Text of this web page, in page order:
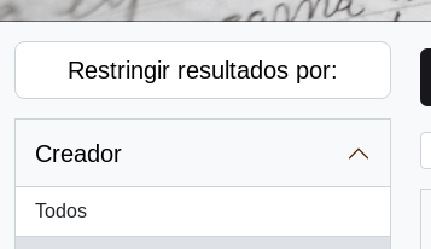
Restringir resultados por:
Creador
Todos